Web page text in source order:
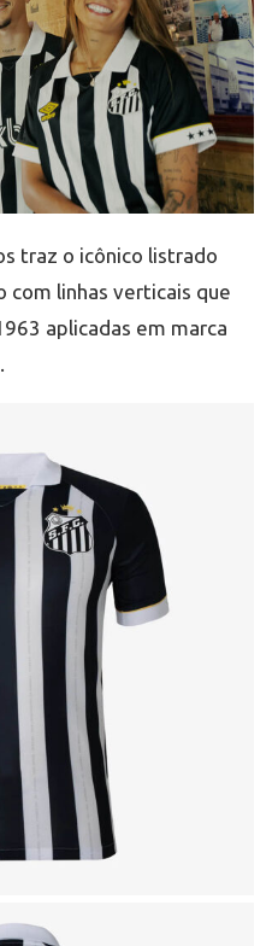
traz o icônico listrado
linhas verticais que
aplicadas em marca